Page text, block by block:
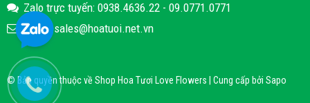
Zalo trực tuyến: 0938.4636.22 - 09.0771.0771
Email: sales@hoatuoi.net.vn
© Bản quyền thuộc về Shop Hoa Tươi Love Flowers | Cung cấp bởi Sapo